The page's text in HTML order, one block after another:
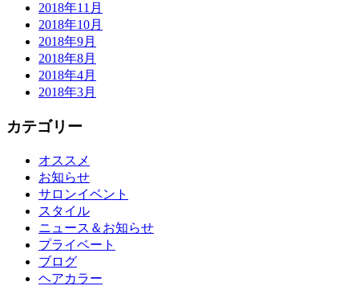
2018年11月
2018年10月
2018年9月
2018年8月
2018年4月
2018年3月
カテゴリー
オススメ
お知らせ
サロンイベント
スタイル
ニュース＆お知らせ
プライベート
ブログ
ヘアカラー